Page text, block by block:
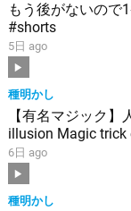
もう後がないので
#shorts
5日 ago
種明かし
【有名マジック
illusion Magic trick
6日 ago
種明かし